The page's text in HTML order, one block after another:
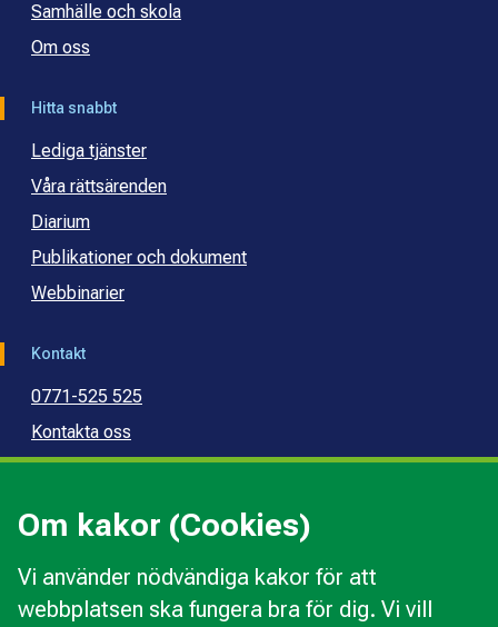
Om kakor (Cookies)
Vi använder nödvändiga kakor för att
webbplatsen ska fungera bra för dig. Vi vill
Samhälle och skola
Om oss
Hitta snabbt
Lediga tjänster
Våra rättsärenden
Diarium
Publikationer och dokument
Webbinarier
Kontakt
0771-525 525
Kontakta oss
Press
Kommunal budget- och skuldrådgivning